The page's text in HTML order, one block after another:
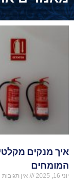
איך מנקים
המומחים
יוני 16, 2025 אין תגובות